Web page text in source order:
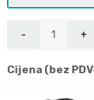
Cijena (bez